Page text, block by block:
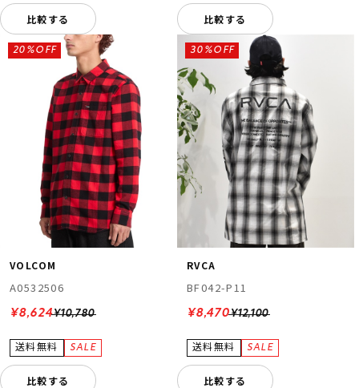
比較する 比較する
VOLCOM
A0532506
¥10,780
20%OFF
¥8,624
比較する
RVCA
BF042-P11
¥12,100
30%OFF
¥8,470
比較する